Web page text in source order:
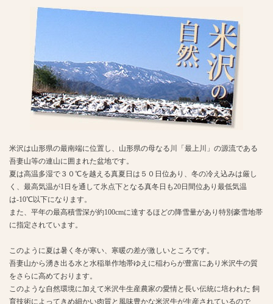
米沢は山形県の最南端に位置し、山形県の母なる川「最上川」の源流である
吾妻山等の連山に囲まれた盆地です。
夏は高温多湿で３０℃を越える真夏日は５０日位あり、冬の冷え込みは厳し
く、最高気温が1日を通して氷点下となる真冬日も20日間位あり最低気温
は-10℃以下になります。
また、平年の最高積雪深が約100cmに達するほどの降雪量があり特別豪雪地帯
に指定されています。
このように夏は暑く冬が寒い、寒暖の差が激しいところです。
吾妻山から湧き出る水と水稲単作地帯ゆえに稲わらが豊富にあり米沢牛の質
をさらに高めております。
このような自然環境に加えて米沢牛生産農家の愛情と長い伝統に培われた 飼
育技術によってきめ細かい肉質と風味豊かな米沢牛が生産されているので